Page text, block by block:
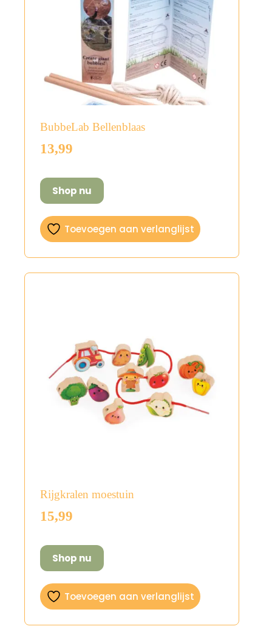
BubbeLab Bellenblaas
13,99
Shop nu
Toevoegen aan verlanglijst
Rijgkralen moestuin
15,99
Shop nu
Toevoegen aan verlanglijst